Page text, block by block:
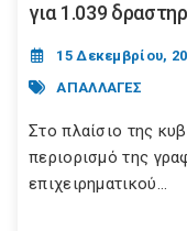
για 1.039
15 Δεκεμβρίου,
ΑΠΑΛΛΑΓΕΣ
Στο πλαίσιο της
περιορισμό της
επιχειρηματικού...